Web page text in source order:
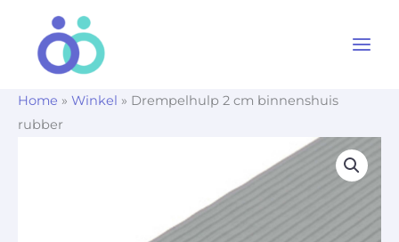
Home » Winkel » Drempelhulp 2 cm binnenshuis
rubber